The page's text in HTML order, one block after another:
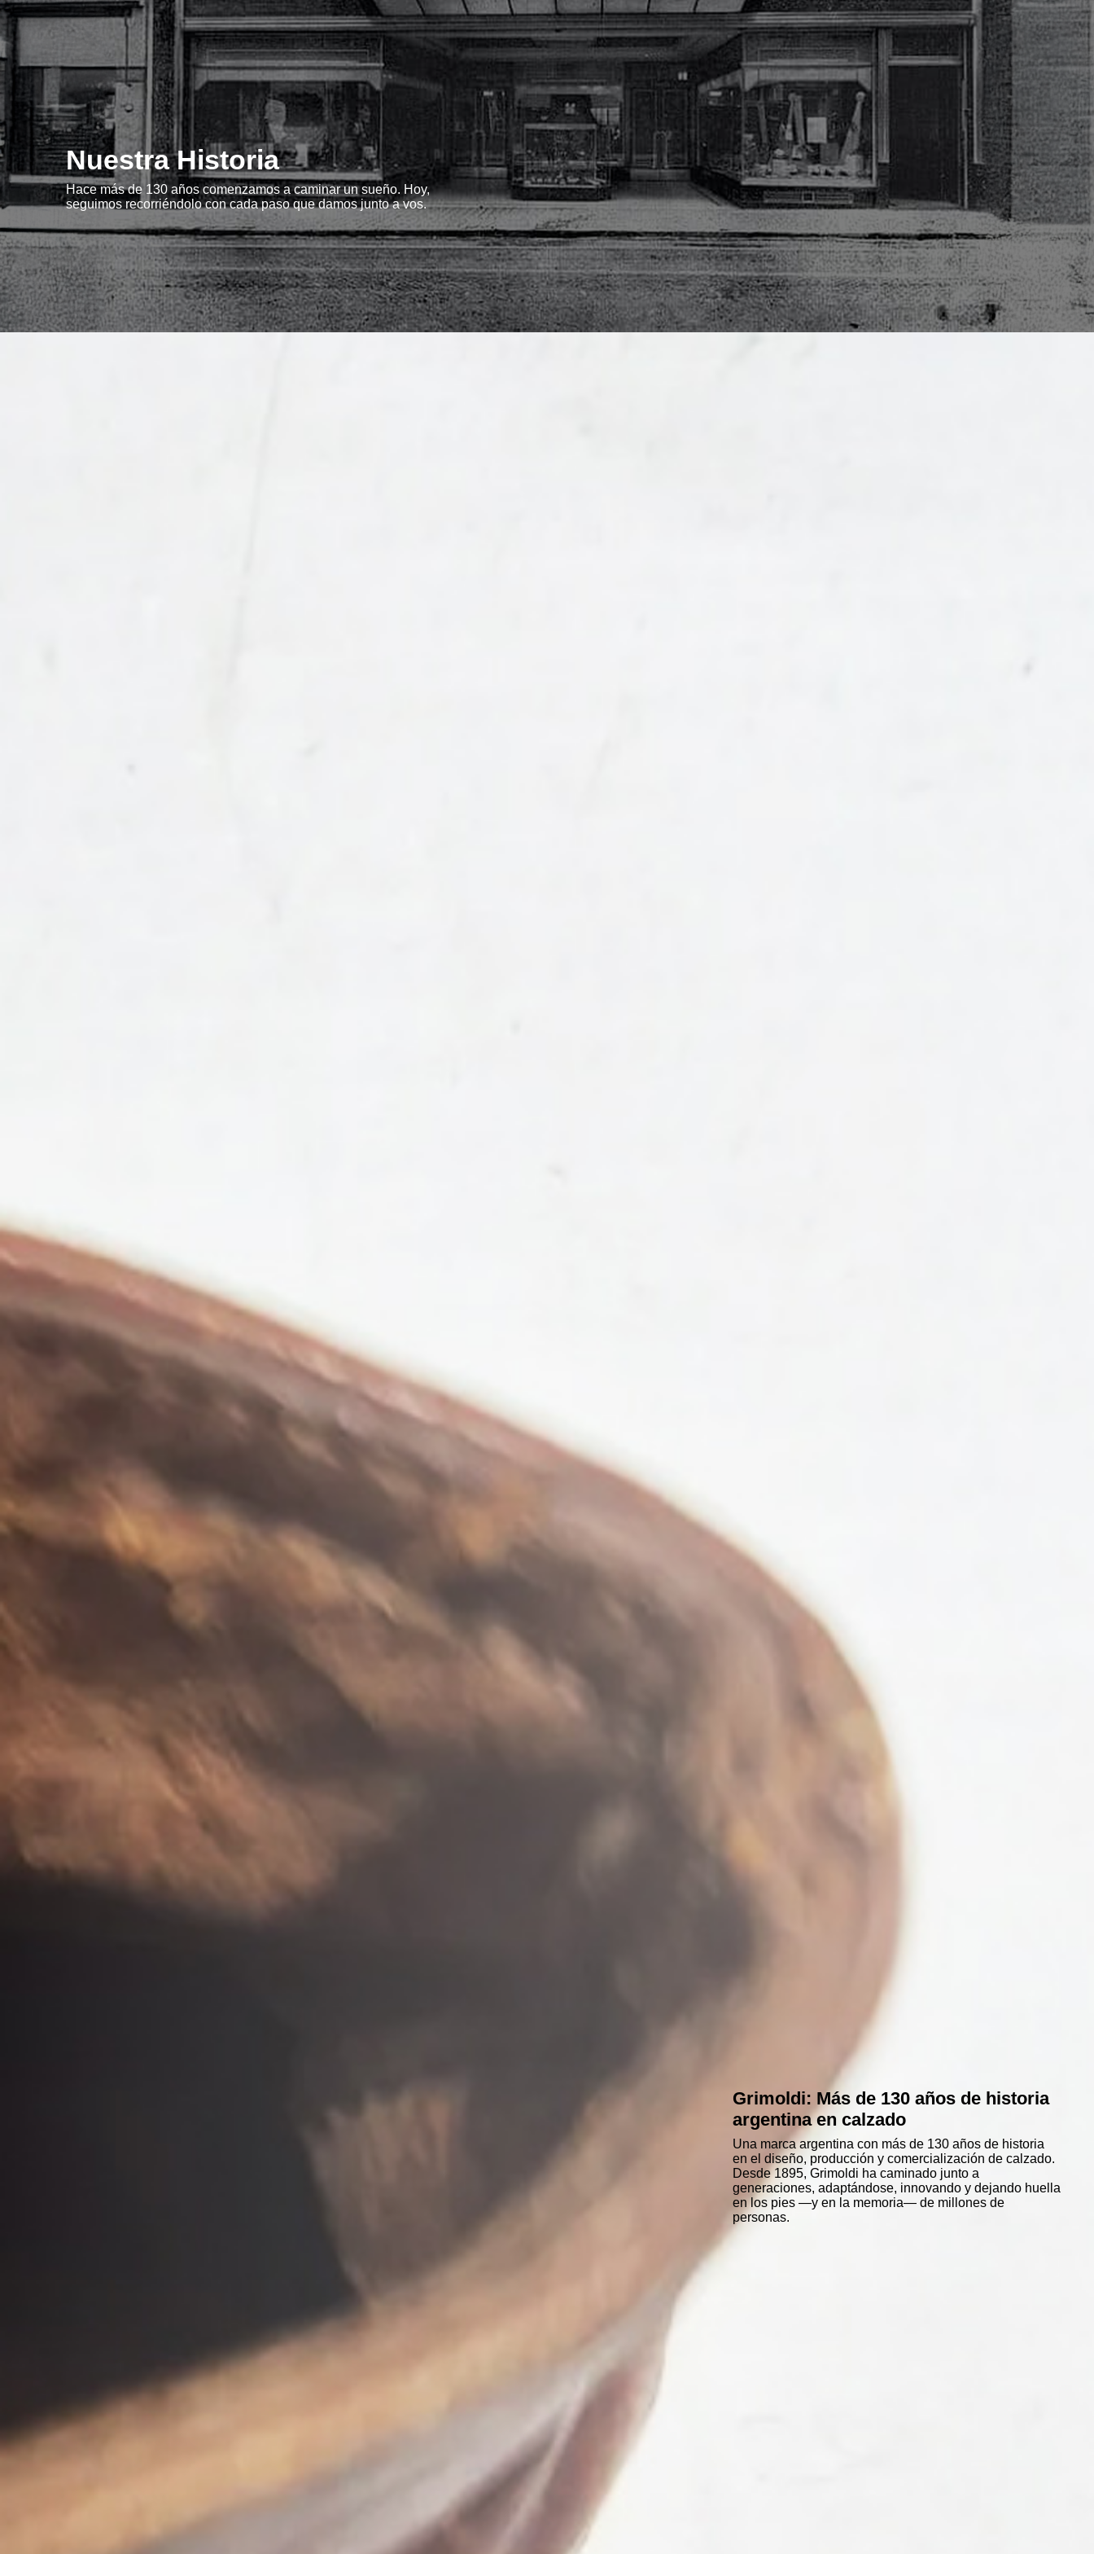
Nuestra Historia
Hace más de 130 años comenzamos a caminar un sueño. Hoy,
seguimos recorriéndolo con cada paso que damos junto a vos.
Grimoldi: Más de 130 años de historia
argentina en calzado
Una marca argentina con más de 130 años de historia
en el diseño, producción y comercialización de calzado.
Desde 1895, Grimoldi ha caminado junto a
generaciones, adaptándose, innovando y dejando huella
en los pies —y en la memoria— de millones de
personas.